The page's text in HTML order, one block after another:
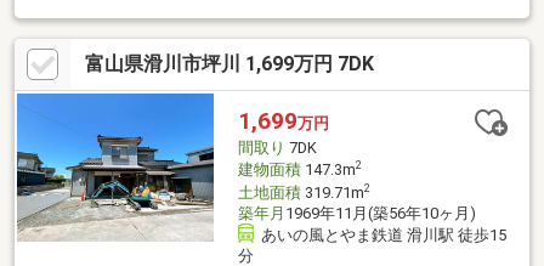
工済みで雑草が生えにくいお庭スペースです。ＢＢＱも可能！ ・
ガレージ車庫は未登記となっており現況渡し。・屋内外の残置物
は売主負担で処分いたします。
富山県滑川市坪川 1,699万円 7DK
1,699万円
間取り 7DK
建物面積147.3m2
土地面積319.71m2
築年月 1969年11月(築56年10ヶ月)
あいの風とやま鉄道 滑川駅 徒歩15
分